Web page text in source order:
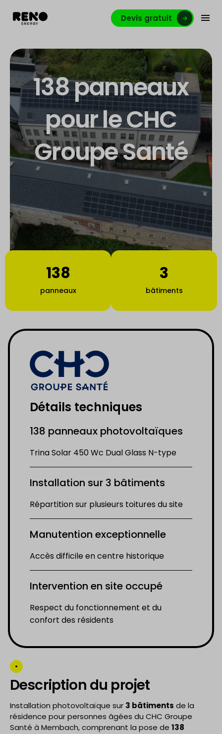
Devis gratuit
138 panneaux
pour le CHC
Groupe Santé
138
panneaux
3
bâtiments
Détails techniques
138 panneaux photovoltaïques
Trina Solar 450 Wc Dual Glass N-type
Installation sur 3 bâtiments
Répartition sur plusieurs toitures du site
Manutention exceptionnelle
Accès difficile en centre historique
Intervention en site occupé
Respect du fonctionnement et du
confort des résidents
Description du projet
Installation photovoltaïque sur 3 bâtiments de la
résidence pour personnes âgées du CHC Groupe
Santé à Membach, comprenant la pose de 138